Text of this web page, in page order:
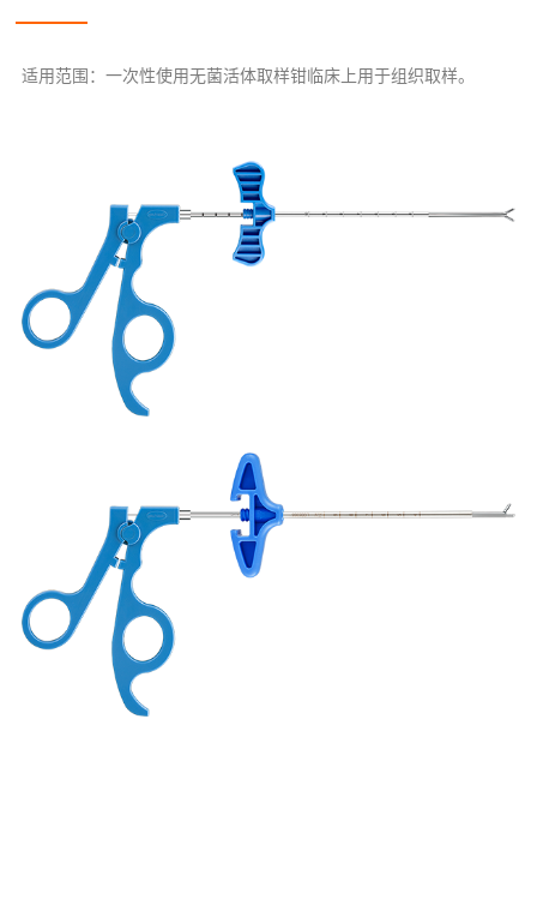
适用范围：一次性使用无菌活体取样钳临床上用于组织取样。